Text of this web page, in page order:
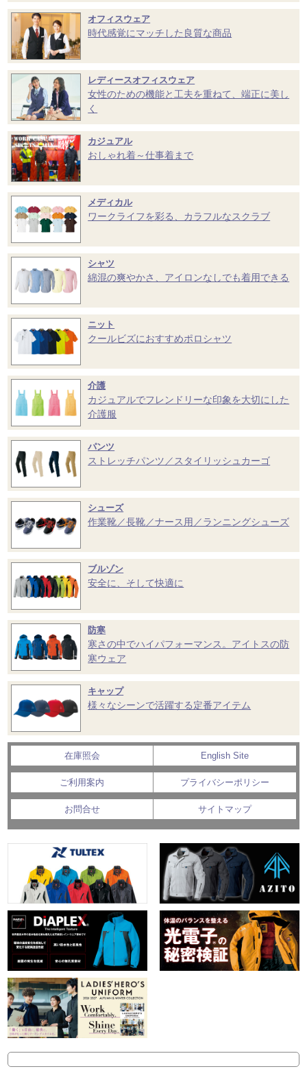
オフィスウェア
時代感覚にマッチした良質な商品
レディースオフィスウェア
女性のための機能と工夫を重ねて、端正に美し
く
カジュアル
おしゃれ着～仕事着まで
メディカル
ワークライフを彩る、カラフルなスクラブ
シャツ
綿混の爽やかさ、アイロンなしでも着用できる
ニット
クールビズにおすすめポロシャツ
介護
カジュアルでフレンドリーな印象を大切にした
介護服
パンツ
ストレッチパンツ／スタイリッシュカーゴ
シューズ
作業靴／長靴／ナース用／ランニングシューズ
ブルゾン
安全に、そして快適に
防寒
寒さの中でハイパフォーマンス。アイトスの防
寒ウェア
キャップ
様々なシーンで活躍する定番アイテム
在庫照会 English Site
ご利用案内 プライバシーポリシー
お問合せ サイトマップ